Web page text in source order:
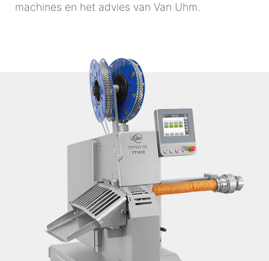
machines en het advies van Van Uhm.